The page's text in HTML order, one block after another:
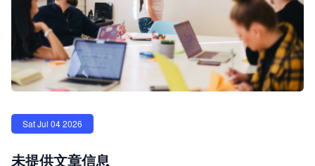
Sat Jul 04 2026
未提供文章信息